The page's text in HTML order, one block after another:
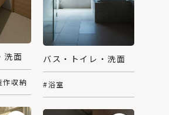
洗面
作収納
バス・トイレ・洗面
#浴室